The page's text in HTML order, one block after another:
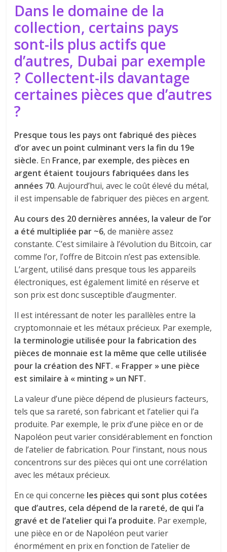
Dans le domaine de la
collection, certains pays
sont-ils plus actifs que
d’autres, Dubai par exemple
? Collectent-ils davantage
certaines pièces que d’autres
?
Presque tous les pays ont fabriqué des pièces
d’or avec un point culminant vers la fin du 19e
siècle. En France, par exemple, des pièces en
argent étaient toujours fabriquées dans les
années 70. Aujourd’hui, avec le coût élevé du métal,
il est impensable de fabriquer des pièces en argent.
Au cours des 20 dernières années, la valeur de l’or
a été multipliée par ~6, de manière assez
constante. C’est similaire à l’évolution du Bitcoin, car
comme l’or, l’offre de Bitcoin n’est pas extensible.
L’argent, utilisé dans presque tous les appareils
électroniques, est également limité en réserve et
son prix est donc susceptible d’augmenter.
Il est intéressant de noter les parallèles entre la
cryptomonnaie et les métaux précieux. Par exemple,
la terminologie utilisée pour la fabrication des
pièces de monnaie est la même que celle utilisée
pour la création des NFT. « Frapper » une pièce
est similaire à « minting » un NFT.
La valeur d’une pièce dépend de plusieurs facteurs,
tels que sa rareté, son fabricant et l’atelier qui l’a
produite. Par exemple, le prix d’une pièce en or de
Napoléon peut varier considérablement en fonction
de l’atelier de fabrication. Pour l’instant, nous nous
concentrons sur des pièces qui ont une corrélation
avec les métaux précieux.
En ce qui concerne les pièces qui sont plus cotées
que d’autres, cela dépend de la rareté, de qui l’a
gravé et de l’atelier qui l’a produite. Par exemple,
une pièce en or de Napoléon peut varier
énormément en prix en fonction de l’atelier de